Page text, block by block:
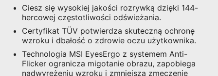
Ciesz się wysokiej jakości rozrywką dzięki 144-
hercowej częstotliwości odświeżania.
Certyfikat TÜV potwierdza skuteczną ochronę
wzroku i dbałość o zdrowie oczu użytkownika.
Technologia MSI EyesErgo z systemem Anti-
Flicker ogranicza migotanie obrazu, zapobiega
nadwyrężeniu wzroku i zmniejsza zmęczenie